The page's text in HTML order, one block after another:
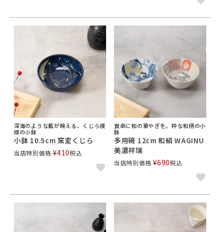
深海のような藍が映える、くじら模
様の小鉢
小鉢 10.5cm 窯変くじら
当店特別価格 ¥410税込
食卓に和の華やぎを。粋な和柄の小
鉢
多用碗 12cm 和絹 WAGINU
美濃祥瑞
当店特別価格 ¥690税込